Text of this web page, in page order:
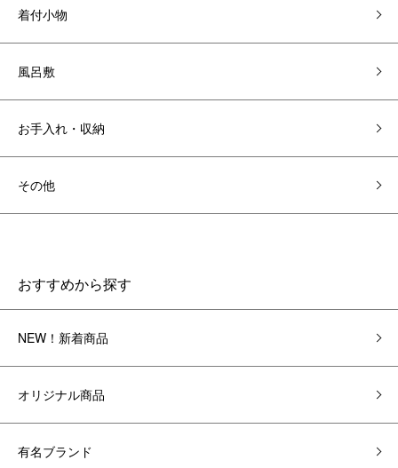
着付小物
風呂敷
お手入れ・収納
その他
おすすめから探す
NEW！新着商品
オリジナル商品
有名ブランド